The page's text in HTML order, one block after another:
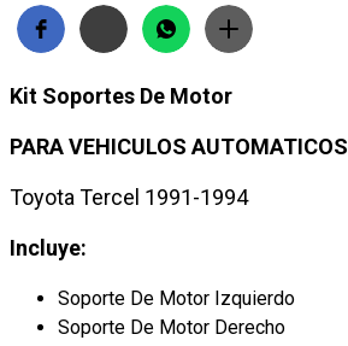
Kit Soportes De Motor
PARA VEHICULOS AUTOMATICOS
Toyota Tercel 1991-1994
Incluye:
Soporte De Motor Izquierdo
Soporte De Motor Derecho